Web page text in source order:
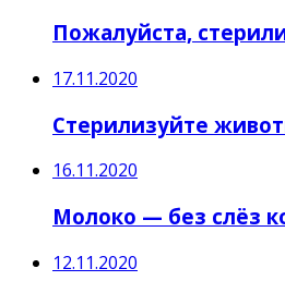
Пожалуйста,
17.11.2020
Стерилизуйте
16.11.2020
Молоко — без слёз
12.11.2020